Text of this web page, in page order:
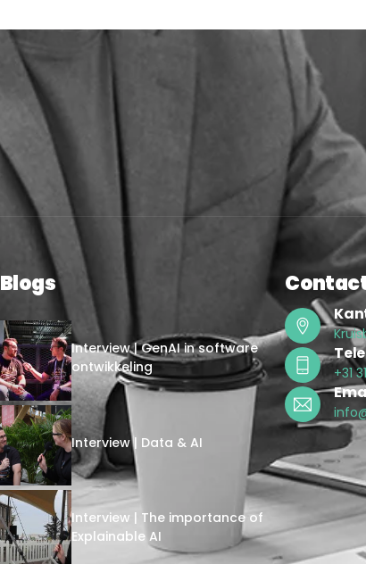
Blogs
Interview | GenAI in software
ontwikkeling
Interview | Data & AI
Interview | The importance of
Explainable AI
+31